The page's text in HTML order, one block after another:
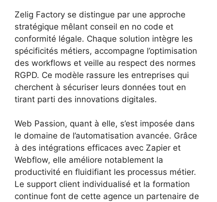
Zelig Factory se distingue par une approche
stratégique mêlant conseil en no code et
conformité légale. Chaque solution intègre les
spécificités métiers, accompagne l’optimisation
des workflows et veille au respect des normes
RGPD. Ce modèle rassure les entreprises qui
cherchent à sécuriser leurs données tout en
tirant parti des innovations digitales.
Web Passion, quant à elle, s’est imposée dans
le domaine de l’automatisation avancée. Grâce
à des intégrations efficaces avec Zapier et
Webflow, elle améliore notablement la
productivité en fluidifiant les processus métier.
Le support client individualisé et la formation
continue font de cette agence un partenaire de